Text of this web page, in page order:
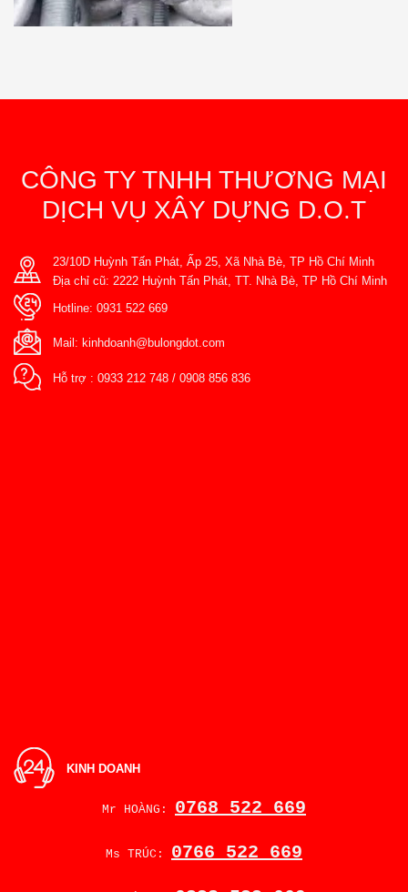
CÔNG TY TNHH THƯƠNG MẠI
DỊCH VỤ XÂY DỰNG D.O.T
23/10D Huỳnh Tấn Phát, Ấp 25, Xã Nhà Bè, TP Hồ Chí Minh
Địa chỉ cũ: 2222 Huỳnh Tấn Phát, TT. Nhà Bè, TP Hồ Chí Minh
Hotline:0931 522 669
Mail: kinhdoanh@bulongdot.com
Hỗ trợ :0933 212 748 /0908 856 836
KINH DOANH
Mr HOÀNG: 0768 522 669
Ms TRÚC: 0766 522 669